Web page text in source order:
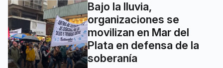
Bajo la lluvia,
organizaciones se
movilizan en Mar del
Plata en defensa de la
soberanía